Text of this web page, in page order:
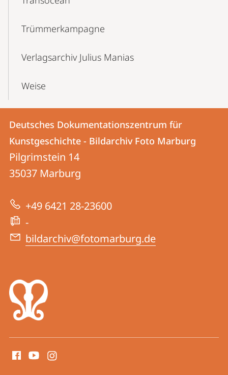
Trümmerkampagne
Verlagsarchiv Julius Manias
Weise
Kontakt
und
Informationen
zur
Website
Kontaktinformationen
Deutsches
Dokumentationszentrum
für
Kunstgeschichte
-
Bildarchiv
Foto
Marburg
Deutsches Dokumentationszentrum für
Kunstgeschichte - Bildarchiv Foto Marburg
Pilgrimstein 14
35037 Marburg
+49 6421 28-23600
-
bildarchiv@fotomarburg.de
Media